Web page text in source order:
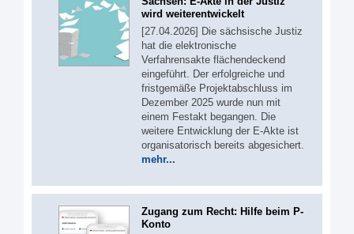
wird weiterentwickelt
[27.04.2026] Die sächsische Justiz
hat die elektronische
Verfahrensakte flächendeckend
eingeführt. Der erfolgreiche und
fristgemäße Projektabschluss im
Dezember 2025 wurde nun mit
einem Festakt begangen. Die
weitere Entwicklung der E-Akte ist
organisatorisch bereits abgesichert.
mehr...
Zugang zum Recht: Hilfe beim P-
Konto